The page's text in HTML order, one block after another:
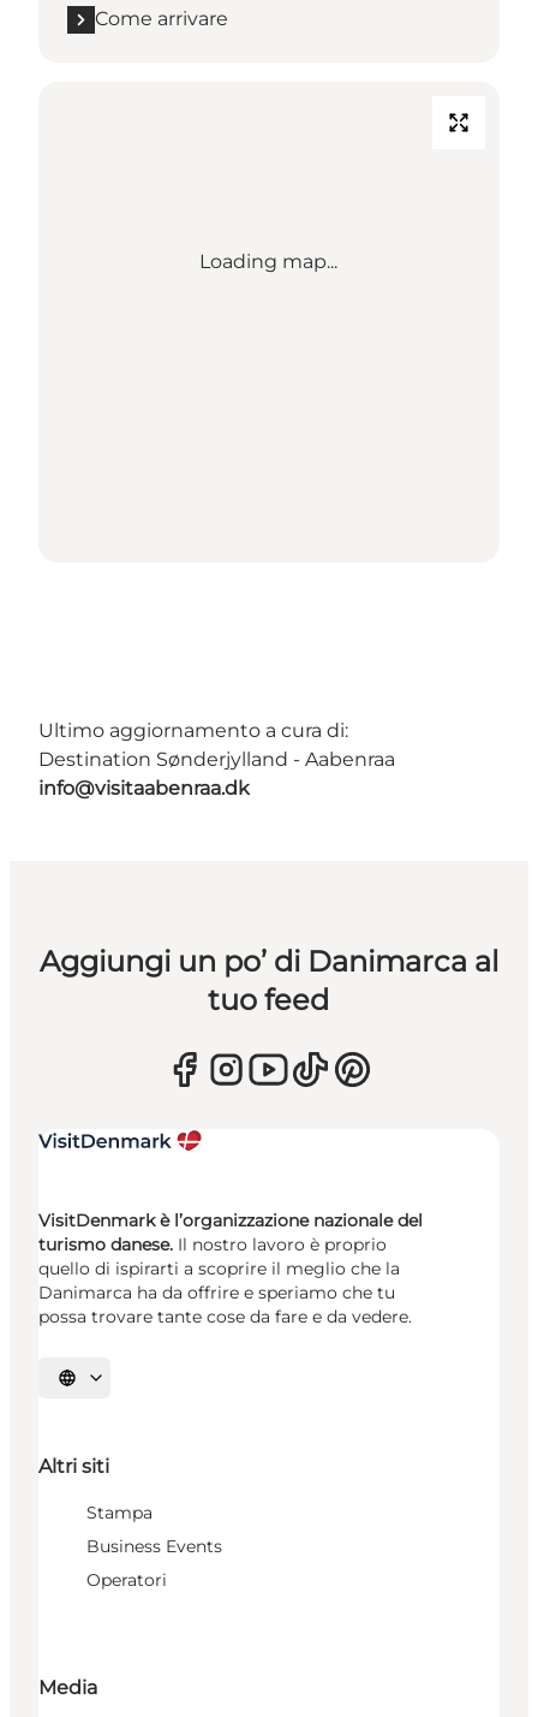
Come arrivare
Loading map...
Ultimo aggiornamento a cura di:
Destination Sønderjylland - Aabenraa
info@visitaabenraa.dk
Aggiungi un po’ di Danimarca al
tuo feed
VisitDenmark è l’organizzazione nazionale del
turismo danese. Il nostro lavoro è proprio
quello di ispirarti a scoprire il meglio che la
Danimarca ha da offrire e speriamo che tu
possa trovare tante cose da fare e da vedere.
Seleziona la lingua
Altri siti
Stampa
Business Events
Operatori
Media